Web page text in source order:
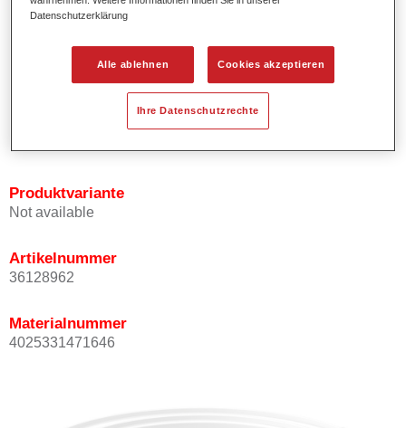
Produktmerkmale
1,5 Spritzgängen.
Bietet ein gutes Standvermögen.
Verfügt über ein hohes Deckvermögen.
Besitzt eine hohe Farbtongenauigkeit.
Produktvariante
Not available
Artikelnummer
36128962
Materialnummer
4025331471646
Datenschutzerklärung
Alle ablehnen Cookies akzeptieren
Ihre Datenschutzrechte